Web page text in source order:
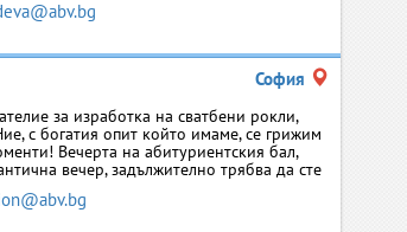
София
за изработка на сватбени рокли,
с богатия опит който имаме, се грижим
Вечерта на абитуриентския бал,
вечер, задължително трябва да сте